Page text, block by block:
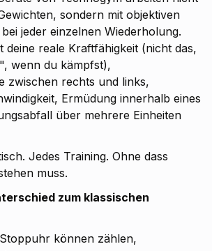
sondern mit objektiven
jeder einzelnen Wiederholung.
deine reale Kraftfähigkeit (nicht das,
wenn du kämpfst),
zwischen rechts und links,
Ermüdung innerhalb eines
über mehrere Einheiten
Jedes Training. Ohne dass
muss.
zum klassischen
können zählen,